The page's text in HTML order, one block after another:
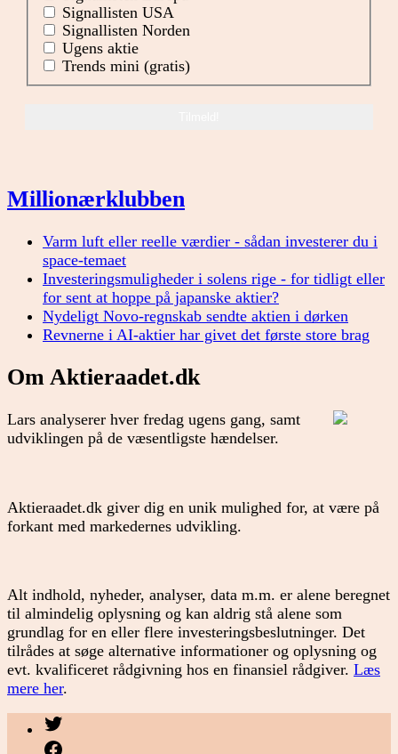
Signallisten USA
Signallisten Norden
Ugens aktie
Trends mini (gratis)
Millionærklubben
Varm luft eller reelle værdier - sådan investerer du i
space-temaet
Investeringsmuligheder i solens rige - for tidligt eller
for sent at hoppe på japanske aktier?
Nydeligt Novo-regnskab sendte aktien i dørken
Revnerne i AI-aktier har givet det første store brag
Om Aktieraadet.dk
Lars analyserer hver fredag ugens gang, samt
udviklingen på de væsentligste hændelser.
Aktieraadet.dk giver dig en unik mulighed for, at være på
forkant med markedernes udvikling.
Alt indhold, nyheder, analyser, data m.m. er alene beregnet
til almindelig oplysning og kan aldrig stå alene som
grundlag for en eller flere investeringsbeslutninger. Det
tilrådes at søge alternative informationer og oplysning og
evt. kvalificeret rådgivning hos en finansiel rådgiver. Læs
mere her.